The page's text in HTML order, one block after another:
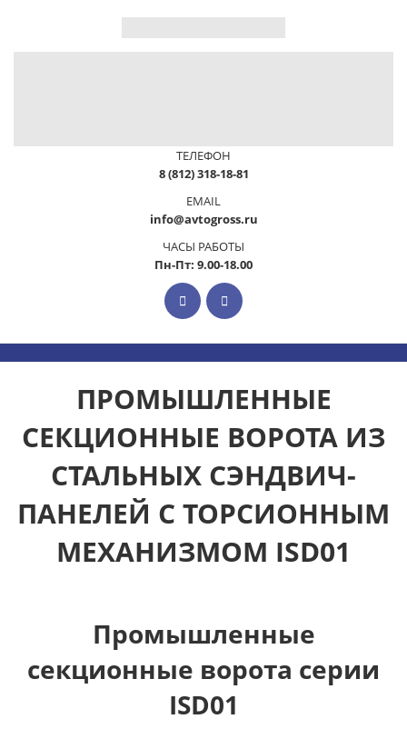
ТЕЛЕФОН
8 (812) 318-18-81
EMAIL
info@avtogross.ru
ЧАСЫ РАБОТЫ
Пн-Пт: 9.00-18.00
ПРОМЫШЛЕННЫЕ
СЕКЦИОННЫЕ ВОРОТА ИЗ
СТАЛЬНЫХ СЭНДВИЧ-
ПАНЕЛЕЙ С ТОРСИОННЫМ
МЕХАНИЗМОМ ISD01
Промышленные
секционные ворота серии
ISD01